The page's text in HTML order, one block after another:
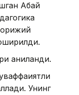
Абай
аниқланди.
Унинг